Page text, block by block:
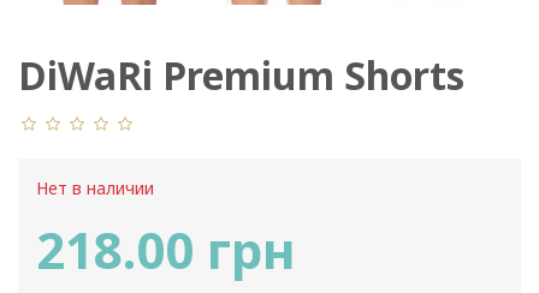
DiWaRi Premium Shorts
760
Нет в наличии
218.00 грн